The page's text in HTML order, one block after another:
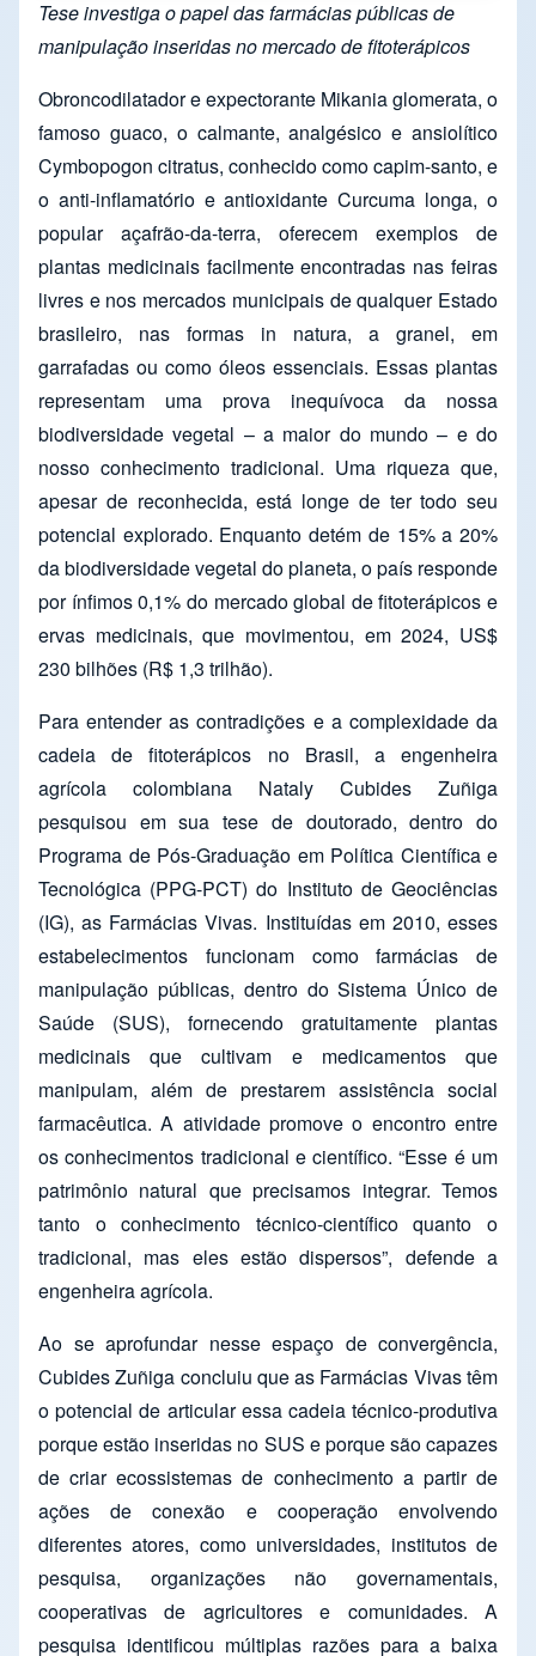
Tese investiga o papel das farmácias públicas de
manipulação inseridas no mercado de fitoterápicos
Obroncodilatador e expectorante Mikania glomerata, o
famoso guaco, o calmante, analgésico e ansiolítico
Cymbopogon citratus, conhecido como capim-santo, e
o anti-inflamatório e antioxidante Curcuma longa, o
popular açafrão-da-terra, oferecem exemplos de
plantas medicinais facilmente encontradas nas feiras
livres e nos mercados municipais de qualquer Estado
brasileiro, nas formas in natura, a granel, em
garrafadas ou como óleos essenciais. Essas plantas
representam uma prova inequívoca da nossa
biodiversidade vegetal – a maior do mundo – e do
nosso conhecimento tradicional. Uma riqueza que,
apesar de reconhecida, está longe de ter todo seu
potencial explorado. Enquanto detém de 15% a 20%
da biodiversidade vegetal do planeta, o país responde
por ínfimos 0,1% do mercado global de fitoterápicos e
ervas medicinais, que movimentou, em 2024, US$
230 bilhões (R$ 1,3 trilhão).
Para entender as contradições e a complexidade da
cadeia de fitoterápicos no Brasil, a engenheira
agrícola colombiana Nataly Cubides Zuñiga
pesquisou em sua tese de doutorado, dentro do
Programa de Pós-Graduação em Política Científica e
Tecnológica (PPG-PCT) do Instituto de Geociências
(IG), as Farmácias Vivas. Instituídas em 2010, esses
estabelecimentos funcionam como farmácias de
manipulação públicas, dentro do Sistema Único de
Saúde (SUS), fornecendo gratuitamente plantas
medicinais que cultivam e medicamentos que
manipulam, além de prestarem assistência social
farmacêutica. A atividade promove o encontro entre
os conhecimentos tradicional e científico. “Esse é um
patrimônio natural que precisamos integrar. Temos
tanto o conhecimento técnico-científico quanto o
tradicional, mas eles estão dispersos”, defende a
engenheira agrícola.
Ao se aprofundar nesse espaço de convergência,
Cubides Zuñiga concluiu que as Farmácias Vivas têm
o potencial de articular essa cadeia técnico-produtiva
porque estão inseridas no SUS e porque são capazes
de criar ecossistemas de conhecimento a partir de
ações de conexão e cooperação envolvendo
diferentes atores, como universidades, institutos de
pesquisa, organizações não governamentais,
cooperativas de agricultores e comunidades. A
pesquisa identificou múltiplas razões para a baixa